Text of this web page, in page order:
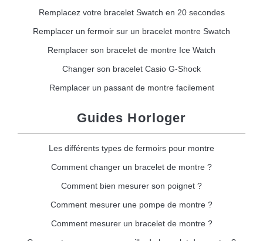
Remplacez votre bracelet Swatch en 20 secondes
Remplacer un fermoir sur un bracelet montre Swatch
Remplacer son bracelet de montre Ice Watch
Changer son bracelet Casio G-Shock
Remplacer un passant de montre facilement
Guides Horloger
Les différents types de fermoirs pour montre
Comment changer un bracelet de montre ?
Comment bien mesurer son poignet ?
Comment mesurer une pompe de montre ?
Comment mesurer un bracelet de montre ?